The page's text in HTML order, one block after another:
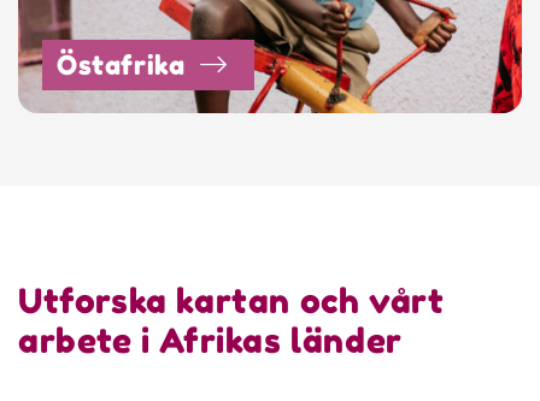
Östafrika
Utforska kartan och vårt
arbete i Afrikas länder